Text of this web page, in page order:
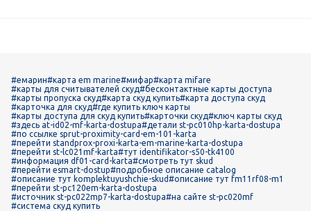
#емарин#карта em marine#мифар#карта mifare
#карты для считывателей скуд#бесконтактные карты доступа
#карты пропуска скуд#карта скуд купить#карта доступа скуд
#карточка для скуд#где купить ключ карты
#карты доступа для скуд купить#карточки скуд#ключ карты скуд
#здесь at-id02-mf-karta-dostupa#детали st-pc010hp-karta-dostupa
#по ссылке sprut-proximity-card-em-101-karta
#перейти standprox-proxi-karta-em-marine-karta-dostupa
#перейти st-lc021mf-karta#тут identifikator-s50-tk4100
#информация df01-card-karta#смотреть тут skud
#перейти esmart-dostup#подробное описание catalog
#описание тут komplektuyushchie-skud#описание тут fm11rf08-m1
#перейти st-pc120em-karta-dostupa
#источник st-pc022mp7-karta-dostupa#на сайте st-pc020mf
#система скуд купить